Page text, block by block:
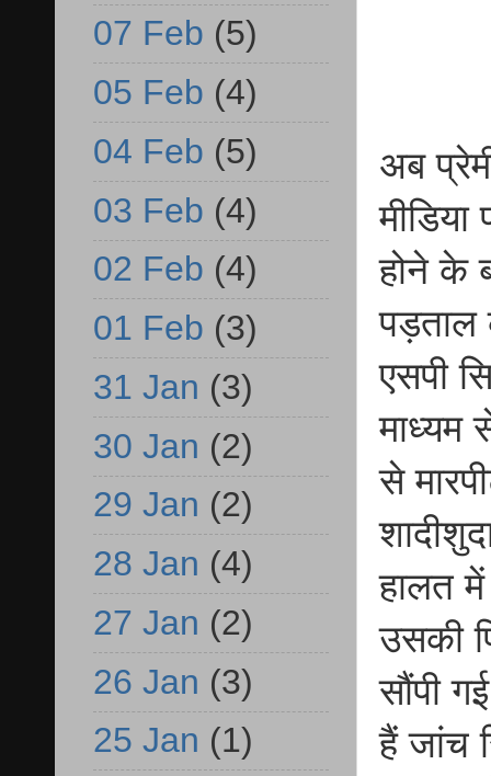
अब
होने के
पड़ताल
एसपी
माध्यम
से
हालत
उसकी
सौंपी
हैं जांच
07 Feb (5)
05 Feb (4)
04 Feb (5)
03 Feb (4)
02 Feb (4)
01 Feb (3)
31 Jan (3)
30 Jan (2)
29 Jan (2)
28 Jan (4)
27 Jan (2)
26 Jan (3)
25 Jan (1)